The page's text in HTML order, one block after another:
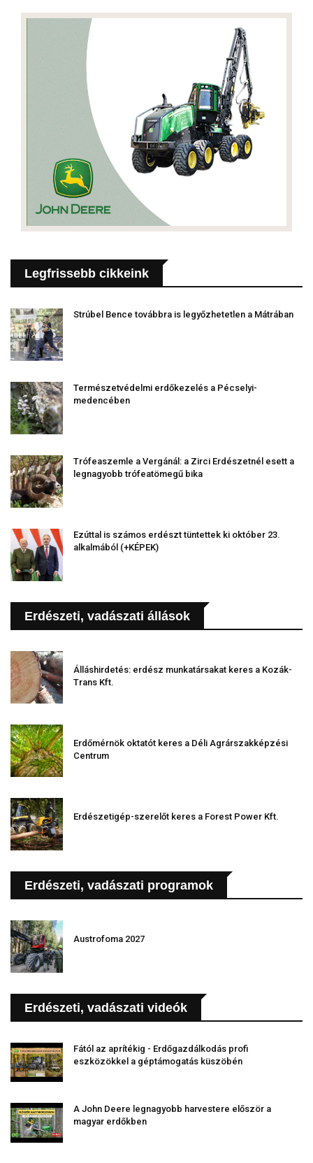
Legfrissebb cikkeink
Strúbel Bence továbbra is legyőzhetetlen a Mátrában
Természetvédelmi erdőkezelés a Pécselyi-
medencében
Trófeaszemle a Vergánál: a Zirci Erdészetnél esett a
legnagyobb trófeatömegű bika
Ezúttal is számos erdészt tüntettek ki október 23.
alkalmából (+KÉPEK)
Erdészeti, vadászati állások
Álláshirdetés: erdész munkatársakat keres a Kozák-
Trans Kft.
Erdőmérnök oktatót keres a Déli Agrárszakképzési
Centrum
Erdészetigép-szerelőt keres a Forest Power Kft.
Erdészeti, vadászati programok
Austrofoma 2027
Erdészeti, vadászati videók
Fától az aprítékig - Erdőgazdálkodás profi
eszközökkel a géptámogatás küszöbén
A John Deere legnagyobb harvestere először a
magyar erdőkben